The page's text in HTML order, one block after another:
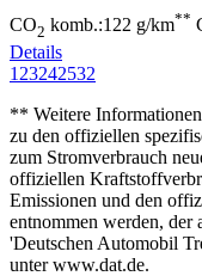
CO2 komb.:122 g/km**
Details
1 23242532
** Weitere
zu den offiziellen
zum Stromverbrauch
offiziellen
Emissionen und den
entnommen werden, der
'Deutschen Automobil
unter www.dat.de.